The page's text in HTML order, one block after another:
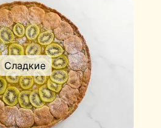
Сладкие